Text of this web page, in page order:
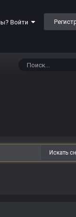
Войти
Искать